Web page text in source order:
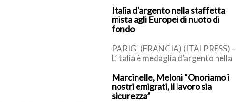
Italia d’argento nella staffetta
mista agli Europei di nuoto di
fondo
PARIGI (FRANCIA) (ITALPRESS) –
L’Italia è medaglia d’argento nella
nuoto in acque libere, andata in […]
Marcinelle, Meloni “Onoriamo i
nostri emigrati, il lavoro sia
sicurezza”